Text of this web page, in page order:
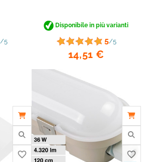
/5
Disponibile in più varianti
5/5
14,51 €